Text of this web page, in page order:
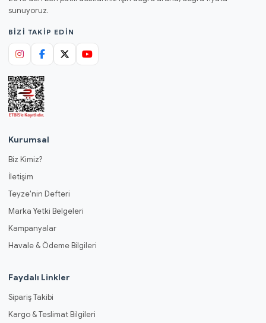
sunuyoruz.
BIZI TAKIP EDIN
Kurumsal
Biz Kimiz?
İletişim
Teyze'nin Defteri
Marka Yetki Belgeleri
Kampanyalar
Havale & Ödeme Bilgileri
Faydalı Linkler
Sipariş Takibi
Kargo & Teslimat Bilgileri